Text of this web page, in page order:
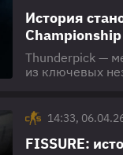
История
Championship
Thunderpick —
из ключевых
фондом свыше
История
14:33,
FISSURE: